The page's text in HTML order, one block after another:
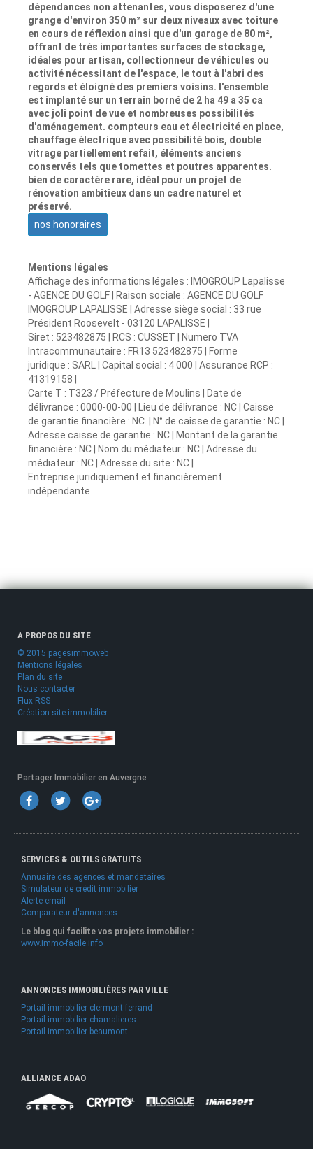
dépendances non attenantes, vous disposerez d'une
grange d'environ 350 m² sur deux niveaux avec toiture
en cours de réflexion ainsi que d'un garage de 80 m²,
offrant de très importantes surfaces de stockage,
idéales pour artisan, collectionneur de véhicules ou
activité nécessitant de l'espace, le tout à l'abri des
regards et éloigné des premiers voisins. l'ensemble
est implanté sur un terrain borné de 2 ha 49 a 35 ca
avec joli point de vue et nombreuses possibilités
d'aménagement. compteurs eau et électricité en place,
chauffage électrique avec possibilité bois, double
vitrage partiellement refait, éléments anciens
conservés tels que tomettes et poutres apparentes.
bien de caractère rare, idéal pour un projet de
rénovation ambitieux dans un cadre naturel et
préservé.
nos honoraires
Mentions légales
Affichage des informations légales : IMOGROUP Lapalisse
- AGENCE DU GOLF | Raison sociale : AGENCE DU GOLF
IMOGROUP LAPALISSE | Adresse siège social : 33 rue
Président Roosevelt - 03120 LAPALISSE |
Siret : 523482875 | RCS : CUSSET | Numero TVA
Intracommunautaire : FR13 523482875 | Forme
juridique : SARL | Capital social : 4 000 | Assurance RCP :
41319158 |
Carte T : T323 / Préfecture de Moulins | Date de
délivrance : 0000-00-00 | Lieu de délivrance : NC | Caisse
de garantie financière : NC. | N° de caisse de garantie : NC |
Adresse caisse de garantie : NC | Montant de la garantie
financière : NC | Nom du médiateur : NC | Adresse du
médiateur : NC | Adresse du site : NC |
Entreprise juridiquement et financièrement
indépendante
A PROPOS DU SITE
© 2015 pagesimmoweb
Mentions légales
Plan du site
Nous contacter
Flux RSS
Création site immobilier
Partager Immobilier en Auvergne
SERVICES & OUTILS GRATUITS
Annuaire des agences et mandataires
Simulateur de crédit immobilier
Alerte email
Comparateur d'annonces
Le blog qui facilite vos projets immobilier :
www.immo-facile.info
ANNONCES IMMOBILIÈRES PAR VILLE
Portail immobilier clermont ferrand
Portail immobilier chamalieres
Portail immobilier beaumont
ALLIANCE ADAO